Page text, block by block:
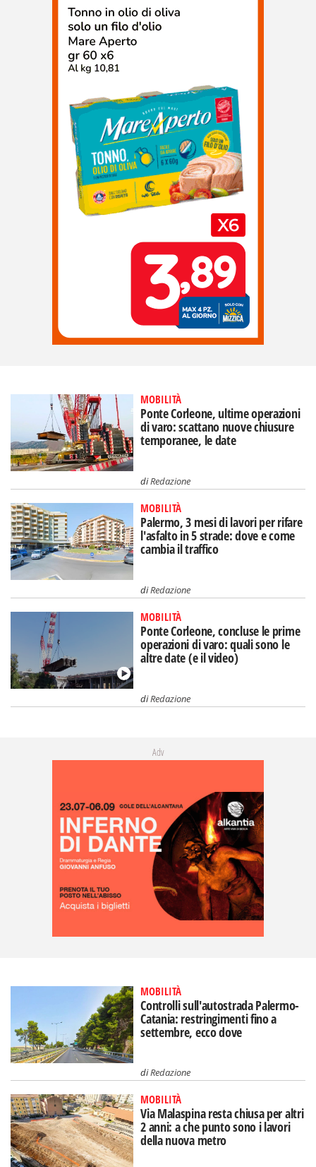
MOBILITÀ
Ponte Corleone, ultime operazioni
di varo: scattano nuove chiusure
temporanee, le date
diRedazione
MOBILITÀ
Palermo, 3 mesi di lavori per rifare
l'asfalto in 5 strade: dove e come
cambia il traffico
diRedazione
MOBILITÀ
Ponte Corleone, concluse le prime
operazioni di varo: quali sono le
altre date (e il video)
diRedazione
Adv
MOBILITÀ
Controlli sull'autostrada Palermo-
Catania: restringimenti fino a
settembre, ecco dove
diRedazione
MOBILITÀ
Via Malaspina resta chiusa per altri
2 anni: a che punto sono i lavori
della nuova metro